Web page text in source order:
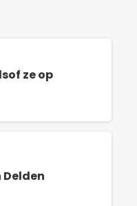
ze op
Delden